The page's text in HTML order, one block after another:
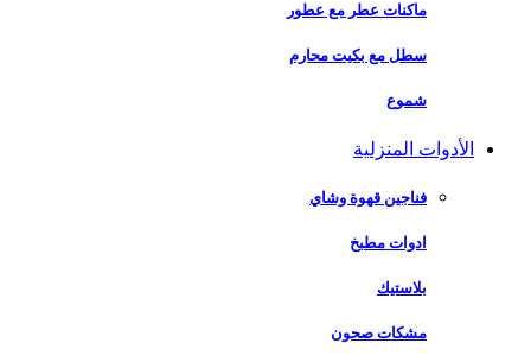
ماكنات عطر مع عطور
سطل مع بكيت محارم
شموع
الأدوات المنزلية
فناجين قهوة وشاي
ادوات مطبخ
بلاستيك
مشكات صحون